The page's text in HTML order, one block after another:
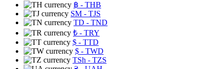
฿ - THB
ЅМ - TJS
TD - TND
₺ - TRY
$ - TTD
$ - TWD
TSh - TZS